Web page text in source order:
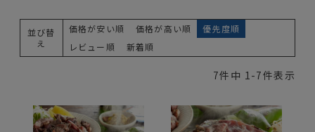
並び替
え
価格が安い順 価格が高い順
優先度順
レビュー順
新着順
7件中 1-7件表示